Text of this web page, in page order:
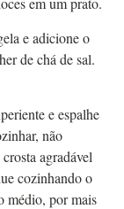
e adicione o
de chá de sal.
e espalhe
não
agradável
cozinhando o
médio, por mais